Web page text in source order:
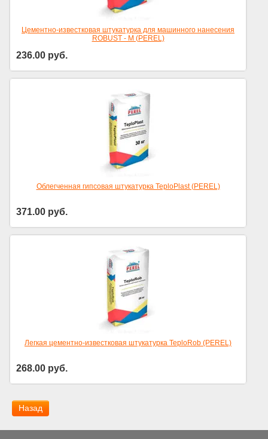
Цементно-известковая штукатурка для машинного нанесения
ROBUST - M (PEREL)
236.00 руб.
Облегченная гипсовая штукатурка TeploPlast (PEREL)
371.00 руб.
Легкая цементно-известковая штукатурка TeploRob (PEREL)
268.00 руб.
Назад